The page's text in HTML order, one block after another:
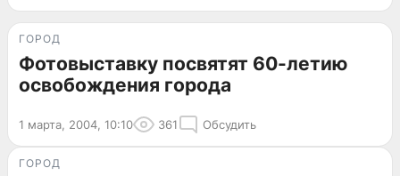
ГОРОД
Фотовыставку посвятят 60-летию
освобождения города
1 марта, 2004, 10:10 361 Обсудить
ГОРОД